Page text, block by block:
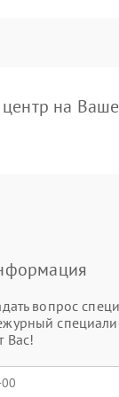
на
вопрос
Вас!